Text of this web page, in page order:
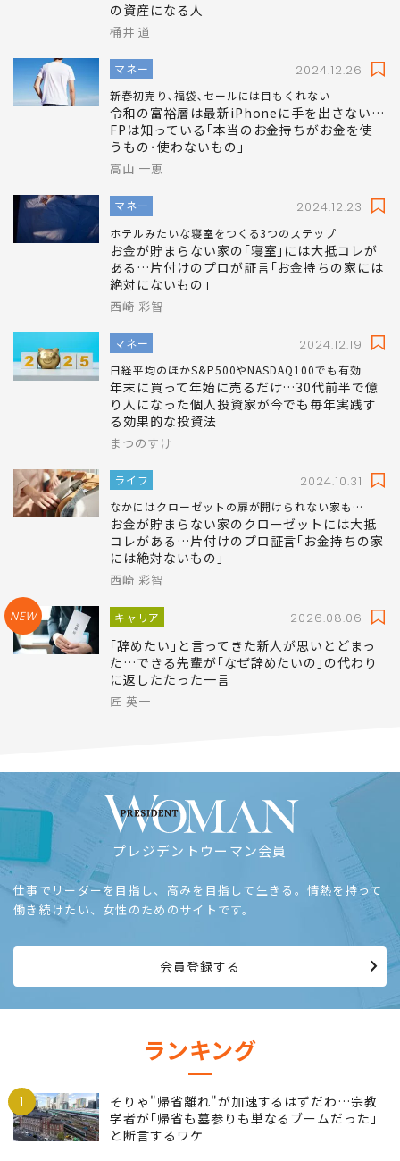
の資産になる人
桶井 道
マネー 2024.12.26
新春初売り､福袋､セールには目もくれない
令和の富裕層は最新iPhoneに手を出さない…
FPは知っている｢本当のお金持ちがお金を使
うもの･使わないもの｣
高山 一恵
マネー 2024.12.23
ホテルみたいな寝室をつくる3つのステップ
お金が貯まらない家の｢寝室｣には大抵コレが
ある…片付けのプロが証言｢お金持ちの家には
絶対にないもの｣
西崎 彩智
マネー 2024.12.19
日経平均のほかS&P500やNASDAQ100でも有効
年末に買って年始に売るだけ…30代前半で億
り人になった個人投資家が今でも毎年実践す
る効果的な投資法
まつのすけ
ライフ 2024.10.31
なかにはクローゼットの扉が開けられない家も…
お金が貯まらない家のクローゼットには大抵
コレがある…片付けのプロ証言｢お金持ちの家
には絶対ないもの｣
西崎 彩智
NEW キャリア 2026.08.06
｢辞めたい｣と言ってきた新人が思いとどまっ
た…できる先輩が｢なぜ辞めたいの｣の代わり
に返したたった一言
匠 英一
プレジデントウーマン会員
仕事でリーダーを目指し、高みを目指して生きる。情熱を持って
働き続けたい、女性のためのサイトです。
会員登録する
ランキング
1
そりゃ"帰省離れ"が加速するはずだわ…宗教
学者が｢帰省も墓参りも単なるブームだった｣
と断言するワケ